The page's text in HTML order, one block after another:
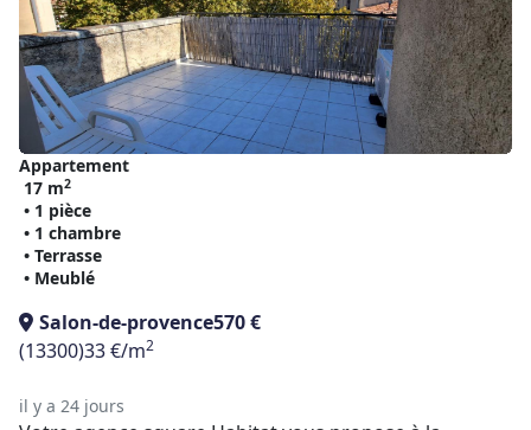
Appartement
17 m2
• 1 pièce
• 1 chambre
• Terrasse
• Meublé
Salon-de-provence570 €
(13300)33 €/m2
il y a 24 jours